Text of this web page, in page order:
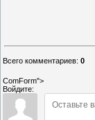
Всего комментариев: 0
ComForm">
Войдите: